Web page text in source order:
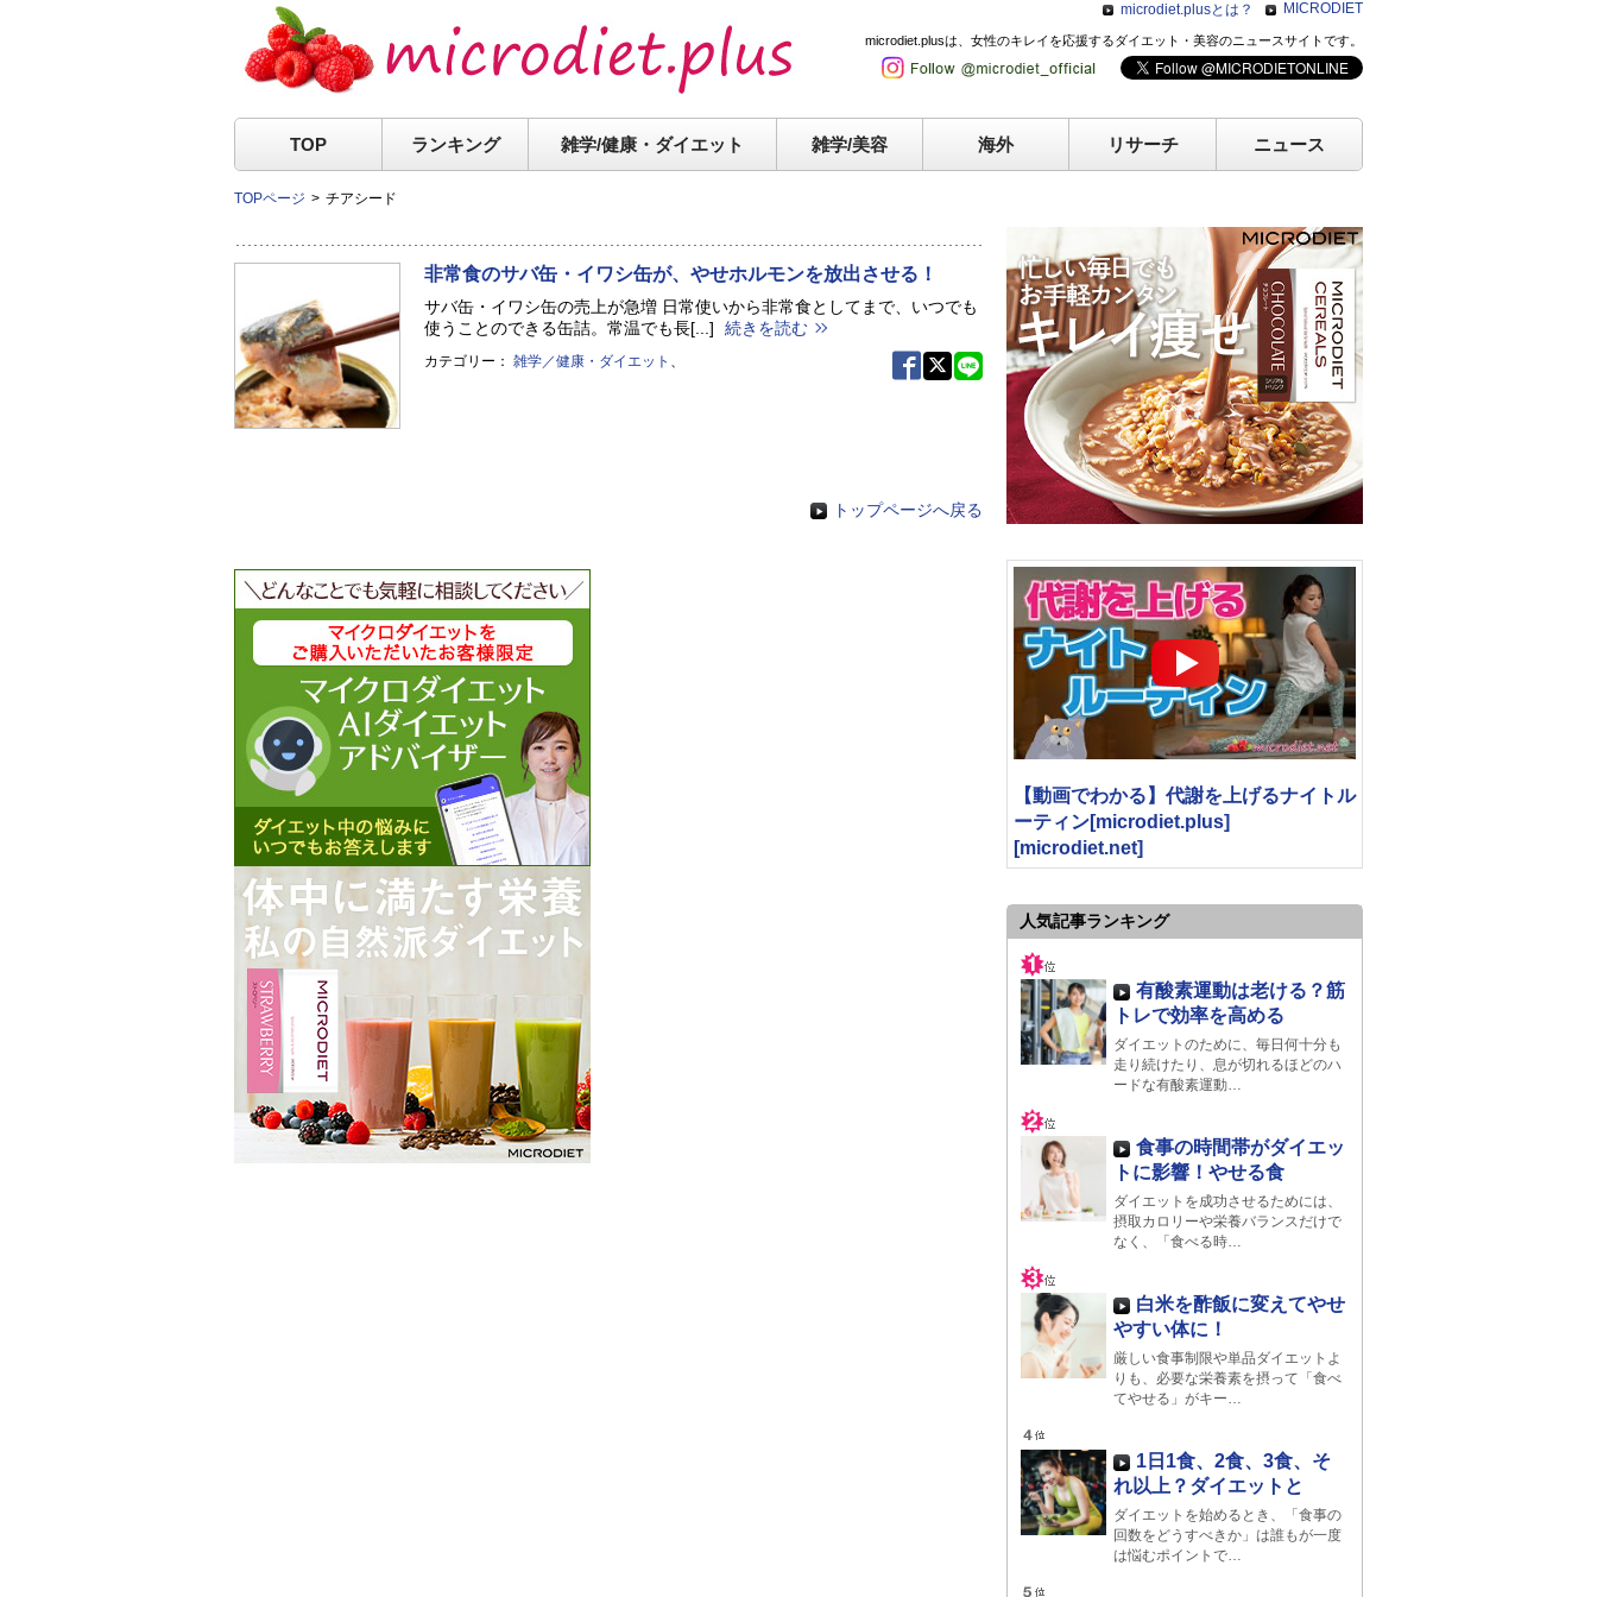
microdiet.plusとは？ MICRODIET
microdiet.plusは、女性のキレイを応援するダイエット・美容のニュースサイトです。
TOP ランキング 雑学/健康・ ダイエット 雑学/美容 海外 リサーチ ニュース
TOPページ チアシード
非常食のサバ缶・イワシ缶が、やせホルモンを放出させる！
サバ缶・イワシ缶の売上が急増 日常使いから非常食としてまで、いつでも
使うことのできる缶詰。常温でも長[...]
続きを読む
カテゴリー：雑学／健康・ダイエット 、
トップページへ戻る
【動画でわかる】代謝を上げるナイトル
ーティン[microdiet.plus]
[microdiet.net]
人気記事ランキング
有酸素運動は老ける？筋
トレで効率を高める
ダイエットのために、毎日何十分も
走り続けたり、息が切れるほどのハ
ードな有酸素運動…
食事の時間帯がダイエッ
トに影響！やせる食
ダイエットを成功させるためには、
摂取カロリーや栄養バランスだけで
なく、「食べる時…
白米を酢飯に変えてやせ
やすい体に！
厳しい食事制限や単品ダイエットよ
りも、必要な栄養素を摂って「食べ
てやせる」がキー…
1日1食、2食、3食、そ
れ以上？ダイエットと
ダイエットを始めるとき、「食事の
回数をどうすべきか」は誰もが一度
は悩むポイントで…